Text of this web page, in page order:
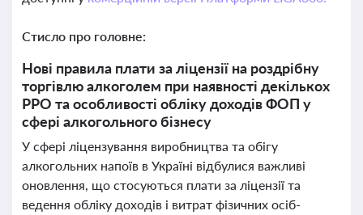
Стисло про головне:
Нові правила плати за ліцензії на роздрібну
торгівлю алкоголем при наявності декількох
РРО та особливості обліку доходів ФОП у
сфері алкогольного бізнесу
У сфері ліцензування виробництва та обігу
алкогольних напоїв в Україні відбулися важливі
оновлення, що стосуються плати за ліцензії та
ведення обліку доходів і витрат фізичних осіб-